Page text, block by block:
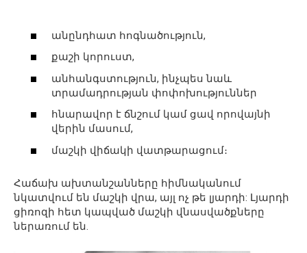
անընդհատ հոգնածություն,
քաշի կորուստ,
անհանգստություն, ինչպես նաև
տրամադրության փոփոխություններ
հնարավոր է ճնշում կամ ցավ որովայնի
վերին մասում,
մաշկի վիճակի վատթարացում։
Հաճախ ախտանշանները հիմնականում
նկատվում են մաշկի վրա, այլ ոչ թե լյարդի: Լյարդի
ցիռոզի հետ կապված մաշկի վնասվածքները
ներառում են.